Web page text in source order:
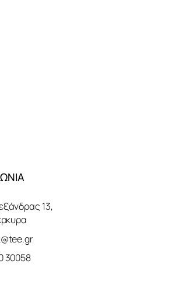
13,
30058